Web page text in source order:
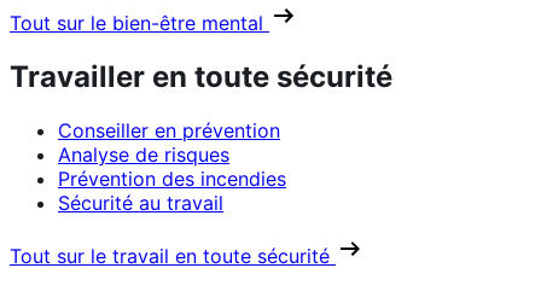
Tout sur le bien-être mental
Travailler en toute sécurité
Conseiller en prévention
Analyse de risques
Prévention des incendies
Sécurité au travail
Tout sur le travail en toute sécurité